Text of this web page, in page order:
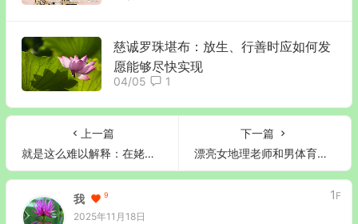
慈诚罗珠堪布：放生、行善时应如何发
愿能够尽快实现
04/05 1
上一篇
就是这么难以解释：在姥姥去世的时候，不孝子也断气了
下一篇
漂亮女地理老师和男体育老师的故事
我 9
2025年11月18日
1 F